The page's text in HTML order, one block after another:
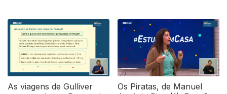
As viagens de Gulliver
Os Piratas, de Manuel